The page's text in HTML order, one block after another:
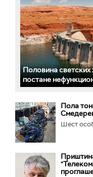
Половина светских
постане
Пола
Шест